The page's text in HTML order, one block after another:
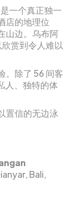
一个真正独一
店的地理位
山边。乌布阿
赏到令人难以
。除了 56 间客
人、独特的体
置信的无边泳
Bali,